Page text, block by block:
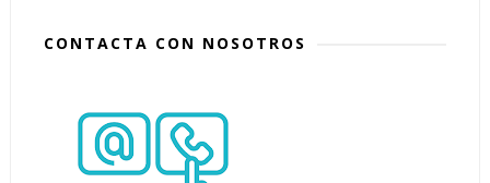
CONTACTA CON NOSOTROS